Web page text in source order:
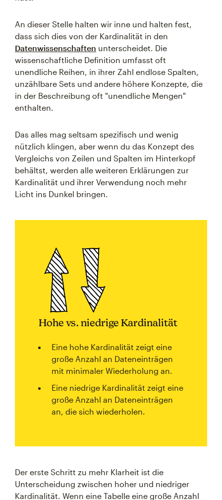
An dieser Stelle halten wir inne und halten fest,
dass sich dies von der Kardinalität in den
Datenwissenschaften unterscheidet. Die
wissenschaftliche Definition umfasst oft
unendliche Reihen, in ihrer Zahl endlose Spalten,
unzählbare Sets und andere höhere Konzepte, die
in der Beschreibung oft "unendliche Mengen"
enthalten.
Das alles mag seltsam spezifisch und wenig
nützlich klingen, aber wenn du das Konzept des
Vergleichs von Zeilen und Spalten im Hinterkopf
behältst, werden alle weiteren Erklärungen zur
Kardinalität und ihrer Verwendung noch mehr
Licht ins Dunkel bringen.
Hohe vs. niedrige Kardinalität
Eine hohe Kardinalität zeigt eine
große Anzahl an Dateneinträgen
mit minimaler Wiederholung an.
Eine niedrige Kardinalität zeigt eine
große Anzahl an Dateneinträgen
an, die sich wiederholen.
Der erste Schritt zu mehr Klarheit ist die
Unterscheidung zwischen hoher und niedriger
Kardinalität. Wenn eine Tabelle eine große Anzahl